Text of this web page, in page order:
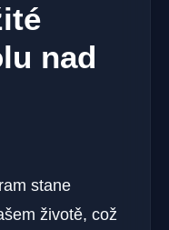
nad
stane
životě, což